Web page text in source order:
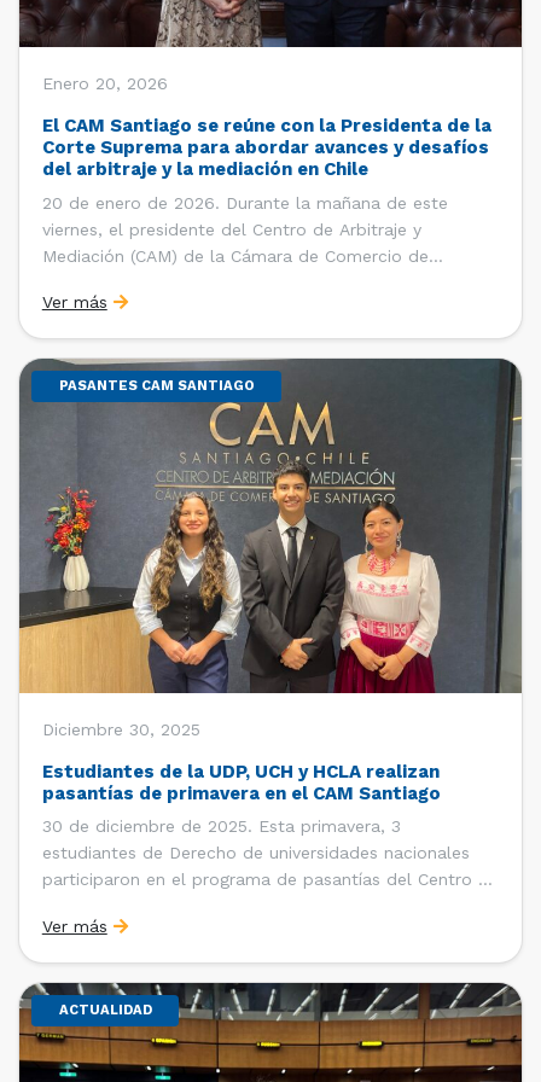
Enero 20, 2026
El CAM Santiago se reúne con la Presidenta de la
Corte Suprema para abordar avances y desafíos
del arbitraje y la mediación en Chile
20 de enero de 2026. Durante la mañana de este
viernes, el presidente del Centro de Arbitraje y
Mediación (CAM) de la Cámara de Comercio de
del CAM Santiago, Ximena Vial; y el gerente general de
la CCS, Carlos Soublette, sostuvieron un encuentro […]
Ver más
PASANTES CAM SANTIAGO
Diciembre 30, 2025
Estudiantes de la UDP, UCH y HCLA realizan
pasantías de primavera en el CAM Santiago
30 de diciembre de 2025. Esta primavera, 3
estudiantes de Derecho de universidades nacionales
participaron en el programa de pasantías del Centro de
de Santiago (CCS). Entre el 3 de noviembre y el 30 de
diciembre realizaron su pasantía Ingrid Ivania […]
Ver más
ACTUALIDAD